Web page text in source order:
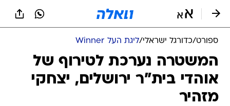
ספורט/כדורגל ישראלי/ליגת העל Winner
המשטרה נערכת לטירוף של
אוהדי בית"ר ירושלים, יצחקי
מזהיר